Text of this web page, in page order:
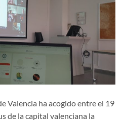
Valencia ha acogido entre el 19
de la capital valenciana la